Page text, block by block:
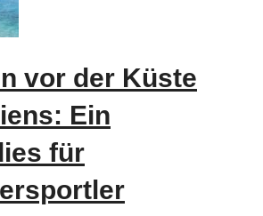
vor der Küste
Ein
für